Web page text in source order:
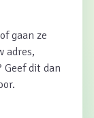
gaan ze
adres,
dit dan